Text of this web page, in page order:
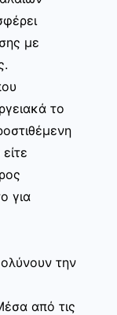
με
το
για
την
από τις